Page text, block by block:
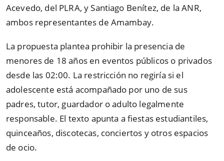
Acevedo, del PLRA, y Santiago Benítez, de la ANR,
ambos representantes de Amambay.
La propuesta plantea prohibir la presencia de
menores de 18 años en eventos públicos o privados
desde las 02:00. La restricción no regiría si el
adolescente está acompañado por uno de sus
padres, tutor, guardador o adulto legalmente
responsable. El texto apunta a fiestas estudiantiles,
quinceaños, discotecas, conciertos y otros espacios
de ocio.